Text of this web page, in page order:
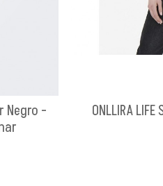
Negro -
ONLLIRA LIFE